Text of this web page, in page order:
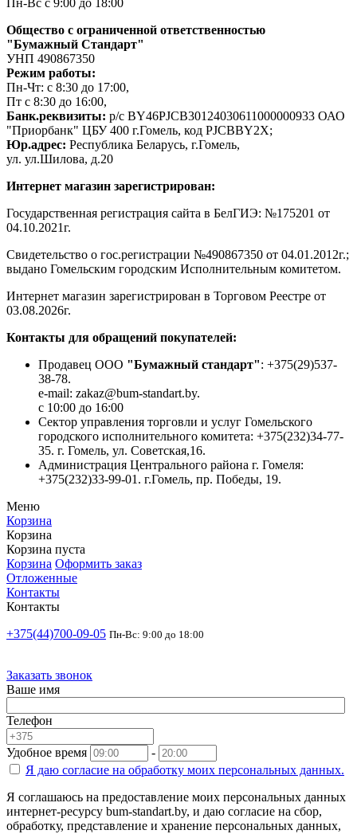
Пн-Вс с 9:00 до 18:00
Общество с ограниченной ответственностью
"Бумажный Стандарт"
УНП 490867350
Режим работы:
Пн-Чт: с 8:30 до 17:00,
Пт с 8:30 до 16:00,
Банк.реквизиты: р/с BY46PJCB30124030611000000933 ОАО
"Приорбанк" ЦБУ 400 г.Гомель, код PJCBBY2X;
Юр.адрес: Республика Беларусь, г.Гомель,
ул. ул.Шилова, д.20
Интернет магазин зарегистрирован:
Государственная регистрация сайта в БелГИЭ: №175201 от
04.10.2021г.
Свидетельство о гос.регистрации №490867350 от 04.01.2012г.;
выдано Гомельским городским Исполнительным комитетом.
Интернет магазин зарегистрирован в Торговом Реестре от
03.08.2026г.
Контакты для обращений покупателей:
Продавец ООО "Бумажный стандарт": +375(29)537-
38-78.
e-mail: zakaz@bum-standart.by.
с 10:00 до 16:00
Сектор управления торговли и услуг Гомельского
городского исполнительного комитета: +375(232)34-77-
35. г. Гомель, ул. Советская,16.
Администрация Центрального района г. Гомеля:
+375(232)33-99-01. г.Гомель, пр. Победы, 19.
Меню
Корзина
Корзина
Корзина пуста
Корзина Оформить заказ
Отложенные
Контакты
Контакты
+375(44)700-09-05 Пн-Вс: 9:00 до 18:00
Заказать звонок
Ваше имя
Телефон
Удобное время
-
Я даю согласие на обработку моих персональных данных.
Я соглашаюсь на предоставление моих персональных данных
интернет-ресурсу bum-standart.by, и даю согласие на сбор,
обработку, представление и хранение персональных данных,